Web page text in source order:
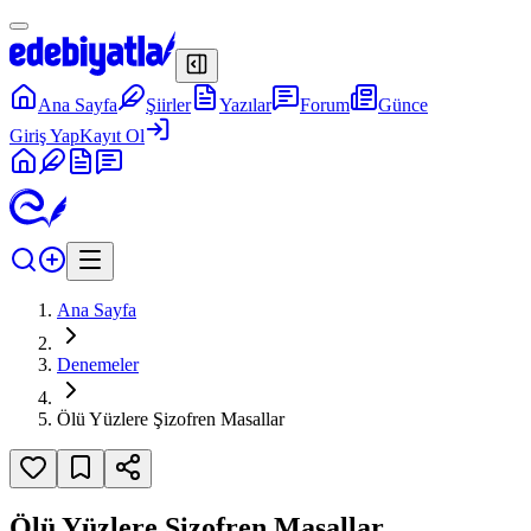
Ana Sayfa Şiirler Yazılar Forum
Günce
Giriş YapKayıt Ol
Ana Sayfa
Denemeler
Ölü Yüzlere Şizofren Masallar